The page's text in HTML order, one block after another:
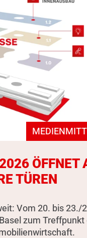
ÖFFNET
TÜREN
Vom 20. bis 23./
zum Treffpunkt